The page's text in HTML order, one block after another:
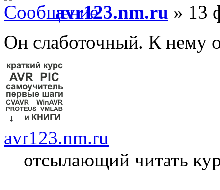
avr123.nm.ru » 13
Он слаботочный. К нему
avr123.nm.ru
отсылающий читать